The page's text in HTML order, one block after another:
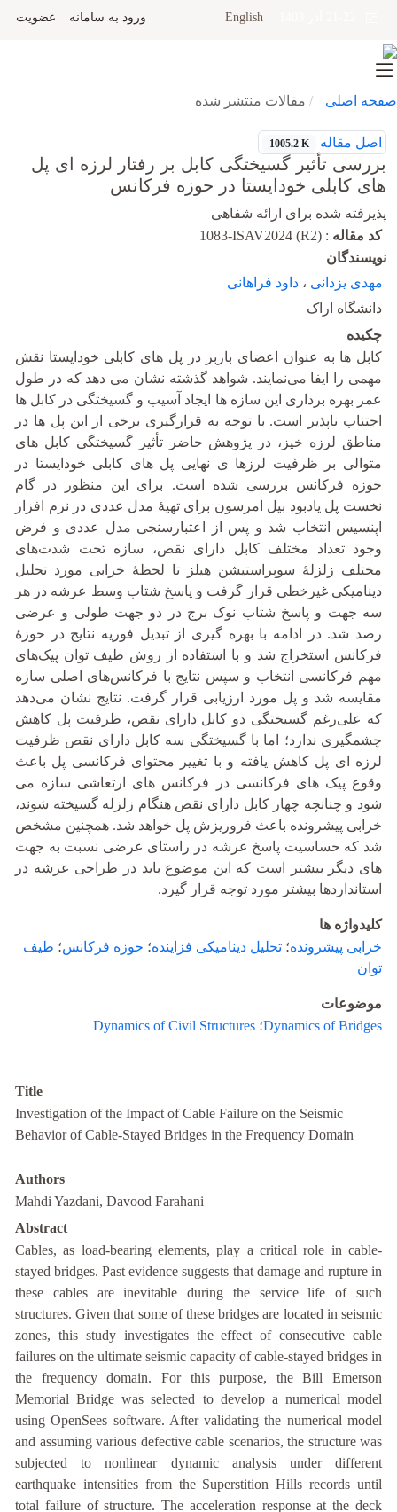
English ورود به سامانه عضویت
صفحه اصلی مقالات منتشر شده
اصل مقاله 1005.2 K
بررسی تأثیر گسیختگی کابل بر رفتار لرزه ‏‏ای پل
‏های کابلی خودایستا در حوزه فرکانس
پذیرفته شده برای ارائه شفاهی
کد مقاله :
1083-ISAV2024 (R2)
نویسندگان
مهدی یزدانی ، داود فراهانی
دانشگاه اراک
چکیده
کابل ‏ها به عنوان اعضای باربر در پل‏ های کابلی خود‌ایستا نقش
مهمی را ایفا می‌نمایند. شواهد گذشته نشان می‏ دهد که در طول
عمر بهره‏ برداری این سازه‏ ها ایجاد آسیب و گسیختگی در کابل‏ ها
اجتناب ناپذیر است. با توجه به قرارگیری برخی از این پل ‏ها در
مناطق لرزه‏ خیز، در پژوهش حاضر تأثیر گسیختگی کابل ‏های
متوالی بر ظرفیت لرزه‏ا ی نهایی پل ‏های کابلی خودایستا در
حوزه فرکانس بررسی شده است. برای این منظور در گام
نخست پل یادبود بیل امرسون برای تهیۀ مدل عددی در نرم‏ افزار
اپنسیس انتخاب شد و پس از اعتبارسنجی مدل عددی و فرض
وجود تعداد مختلف کابل دارای نقص، سازه تحت شدت‌های
مختلف زلزلۀ سوپراستیشن ‏هیلز تا لحظۀ خرابی مورد تحلیل
دینامیکی غیرخطی قرار گرفت و پاسخ شتاب وسط عرشه در هر
سه جهت و پاسخ شتاب نوک برج در دو جهت طولی و عرضی
رصد شد. در ادامه با بهره ‏گیری از تبدیل فوریه نتایج در حوزۀ
فرکانس استخراج شد و با استفاده از روش طیف توان پیک‌های
مهم فرکانسی انتخاب و سپس نتایج با فرکانس‌های اصلی سازه
مقایسه شد و پل مورد ارزیابی قرار گرفت. نتایج نشان می‌دهد
که علی‌رغم گسیختگی دو کابل دارای نقص، ظرفیت پل کاهش
چشمگیری ندارد؛ اما با گسیختگی سه کابل دارای نقص ظرفیت
لرزه ‏ای پل کاهش یافته و با تغییر محتوای فرکانسی پل باعث
وقوع پیک ‏های فرکانسی در فرکانس‏ های ارتعاشی سازه می‏
شود و چنانچه چهار کابل دارای نقص هنگام زلزله گسیخته شوند،
خرابی پیش‏رونده باعث فروریزش پل خواهد شد. همچنین مشخص
شد که حساسیت پاسخ عرشه در راستای عرضی نسبت به جهت
‏های دیگر بیش‏تر است که این موضوع باید در طراحی عرشه در
استانداردها بیشتر مورد توجه قرار گیرد.
کلیدواژه ها
خرابی پیش‏رونده؛ تحلیل دینامیکی فزاینده؛ حوزه فرکانس؛ طیف
توان
موضوعات
Dynamics of Bridges؛ Dynamics of Civil Structures
Title
Investigation of the Impact of Cable Failure on the Seismic
Behavior of Cable-Stayed Bridges in the Frequency Domain
Authors
Mahdi Yazdani, Davood Farahani
Abstract
Cables, as load-bearing elements, play a critical role in cable-
stayed bridges. Past evidence suggests that damage and rupture in
these cables are inevitable during the service life of such
structures. Given that some of these bridges are located in seismic
zones, this study investigates the effect of consecutive cable
failures on the ultimate seismic capacity of cable-stayed bridges in
the frequency domain. For this purpose, the Bill Emerson
Memorial Bridge was selected to develop a numerical model
using OpenSees software. After validating the numerical model
and assuming various defective cable scenarios, the structure was
subjected to nonlinear dynamic analysis under different
earthquake intensities from the Superstition Hills records until
total failure of structure. The acceleration response at the deck